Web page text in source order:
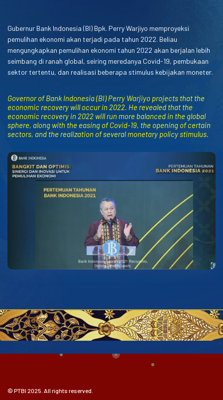
Gubernur Bank Indonesia (BI) Bpk. Perry Warjiyo memproyeksi
pemulihan ekonomi akan terjadi pada tahun 2022. Beliau
mengungkapkan pemulihan ekonomi tahun 2022 akan berjalan lebih
seimbang di ranah global, seiring meredanya Covid-19, pembukaan
sektor tertentu, dan realisasi beberapa stimulus kebijakan moneter.
Governor of Bank Indonesia (BI) Perry Warjiyo projects that the
economic recovery will occur in 2022. He revealed that the
economic recovery in 2022 will run more balanced in the global
sphere, along with the easing of Covid-19, the opening of certain
sectors, and the realization of several monetary policy stimulus.
© PTBI 2025. All rights reserved.